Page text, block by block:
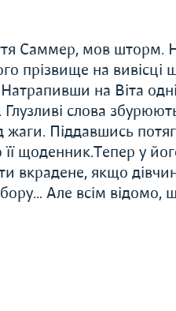
Саммер, мов шторм.
прізвище на вивісці
на Віта
слова
жаги. Піддавшись
щоденник.Тепер у
вкрадене, якщо
Але всім